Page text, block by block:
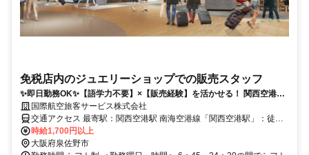
免税店内のジュエリーショップでの販売スタッフ
✨️即日勤務OK✨️【語学力不要】×【販売経験】を活かせる！ 関西空港勤
務│スタッフ、お客様ともに多国籍な職場です♪│時給1700円～
国際航空旅客サービス株式会社
交通アクセス 最寄駅：関西空港駅 南海空港線「関西空港駅」：徒歩3
分 ＊駅チカなので通勤ラクラク！
時給1,700円以上
大阪府泉佐野市